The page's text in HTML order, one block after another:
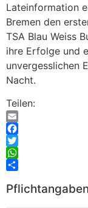
Lateinformation
Bremen den
TSA Blau Weiss
ihre Erfolge und
unvergesslichen
Nacht.
Teilen:
Email
Facebook
Twitter
WhatsApp
Pflichtangaben